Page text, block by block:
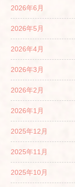
2026年6月
2026年5月
2026年4月
2026年3月
2026年2月
2026年1月
2025年12月
2025年11月
2025年10月